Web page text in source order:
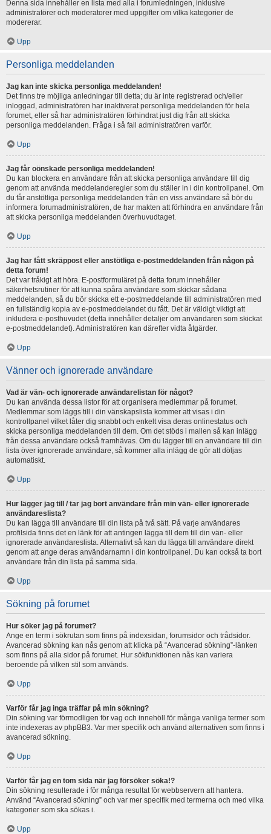
Denna sida innehåller en lista med alla i forumledningen, inklusive
administratörer och moderatorer med uppgifter om vilka kategorier de
modererar.
Upp
Personliga meddelanden
Jag kan inte skicka personliga meddelanden!
Det finns tre möjliga anledningar till detta; du är inte registrerad och/eller
inloggad, administratören har inaktiverat personliga meddelanden för hela
forumet, eller så har administratören förhindrat just dig från att skicka
personliga meddelanden. Fråga i så fall administratören varför.
Upp
Jag får oönskade personliga meddelanden!
Du kan blockera en användare från att skicka personliga användare till dig
genom att använda meddelanderegler som du ställer in i din kontrollpanel. Om
du får anstötliga personliga meddelanden från en viss användare så bör du
informera forumadministratören, de har makten att förhindra en användare från
att skicka personliga meddelanden överhuvudtaget.
Upp
Jag har fått skräppost eller anstötliga e-postmeddelanden från någon på
detta forum!
Det var tråkigt att höra. E-postformuläret på detta forum innehåller
säkerhetsrutiner för att kunna spåra användare som skickar sådana
meddelanden, så du bör skicka ett e-postmeddelande till administratören med
en fullständig kopia av e-postmeddelandet du fått. Det är väldigt viktigt att
inkludera e-posthuvudet (detta innehåller detaljer om användaren som skickat
e-postmeddelandet). Administratören kan därefter vidta åtgärder.
Upp
Vänner och ignorerade användare
Vad är vän- och ignorerade användarelistan för något?
Du kan använda dessa listor för att organisera medlemmar på forumet.
Medlemmar som läggs till i din vänskapslista kommer att visas i din
kontrollpanel vilket låter dig snabbt och enkelt visa deras onlinestatus och
skicka personliga meddelanden till dem. Om det stöds i mallen så kan inlägg
från dessa användare också framhävas. Om du lägger till en användare till din
lista över ignorerade användare, så kommer alla inlägg de gör att döljas
automatiskt.
Upp
Hur lägger jag till / tar jag bort användare från min vän- eller ignorerade
användareslista?
Du kan lägga till användare till din lista på två sätt. På varje användares
profilsida finns det en länk för att antingen lägga till dem till din vän- eller
ignorerade användareslista. Alternativt så kan du lägga till användare direkt
genom att ange deras användarnamn i din kontrollpanel. Du kan också ta bort
användare från din lista på samma sida.
Upp
Sökning på forumet
Hur söker jag på forumet?
Ange en term i sökrutan som finns på indexsidan, forumsidor och trådsidor.
Avancerad sökning kan nås genom att klicka på “Avancerad sökning”-länken
som finns på alla sidor på forumet. Hur sökfunktionen nås kan variera
beroende på vilken stil som används.
Upp
Varför får jag inga träffar på min sökning?
Din sökning var förmodligen för vag och innehöll för många vanliga termer som
inte indexeras av phpBB3. Var mer specifik och använd alternativen som finns i
avancerad sökning.
Upp
Varför får jag en tom sida när jag försöker söka!?
Din sökning resulterade i för många resultat för webbservern att hantera.
Använd “Avancerad sökning” och var mer specifik med termerna och med vilka
kategorier som ska sökas i.
Upp